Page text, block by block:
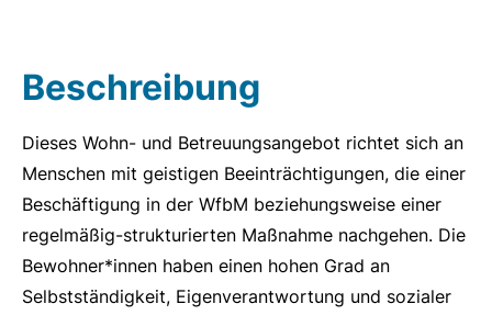
Beschreibung
Dieses Wohn- und Betreuungsangebot richtet sich an
Menschen mit geistigen Beeinträchtigungen, die einer
Beschäftigung in der WfbM beziehungsweise einer
regelmäßig-strukturierten Maßnahme nachgehen. Die
Bewohner*innen haben einen hohen Grad an
Selbstständigkeit, Eigenverantwortung und sozialer